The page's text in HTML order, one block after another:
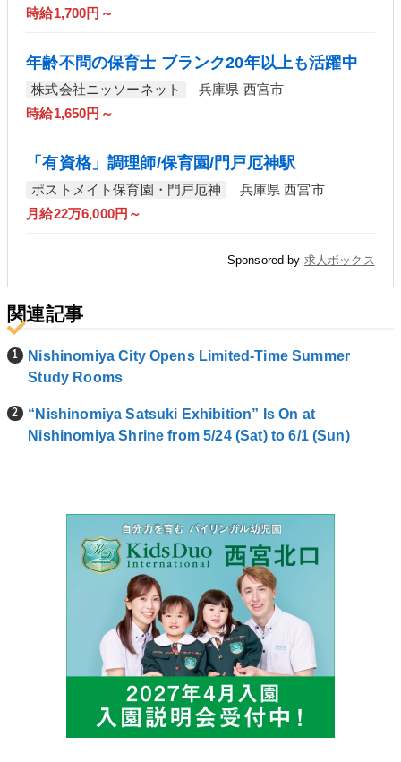
時給1,700円～
年齢不問の保育士 ブランク20年以上も活躍中
株式会社ニッソーネット
兵庫県 西宮市
時給1,650円～
「有資格」調理師/保育園/門戸厄神駅
ポストメイト保育園・門戸厄神
兵庫県 西宮市
月給22万6,000円～
Sponsored by 求人ボックス
関連記事
Nishinomiya City Opens Limited-Time Summer
Study Rooms
“Nishinomiya Satsuki Exhibition” Is On at
Nishinomiya Shrine from 5/24 (Sat) to 6/1 (Sun)